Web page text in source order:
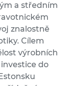
a středním
znalostně
Cílem
výrobních
do